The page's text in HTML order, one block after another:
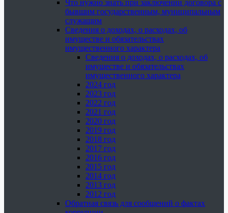
Что нужно знать при заключении договора с
бывшим государственным, муниципальным
служащим
Сведения о доходах, о расходах, об
имуществе и обязательствах
имущественного характера
Сведения о доходах, о расходах, об
имуществе и обязательствах
имущественного характера
2024 год
2023 год
2022 год
2021 год
2020 год
2019 год
2018 год
2017 год
2016 год
2015 год
2014 год
2013 год
2012 год
Обратная связь для сообщений о фактах